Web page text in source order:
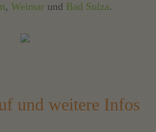
, Weimar und Bad Sulza.
und weitere Infos